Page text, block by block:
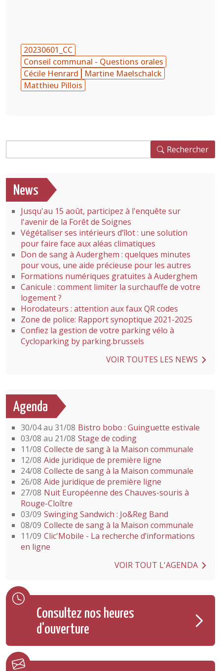
20230601_CC
Conseil communal - Questions orales
Cécile Henrard
Martine Maelschalck
Matthieu Pillois
Rechercher
News
Jusqu'au 15 août, participez à l'enquête sur
l'avenir de la Forêt de Soignes
Végétaliser ses intérieurs d’îlot : une solution
pour faire face aux aléas climatiques
Don de sang à Auderghem : quelques minutes
pour vous, une aide précieuse pour les autres
Formations numériques gratuites à Auderghem
Canicule : comment limiter la surchauffe de votre
logement ?
Horodateurs : attention aux faux QR codes
Zone de police: Rapport synoptique 2021-2025
Confiez la gestion de votre parking vélo à
Cycloparking by parking.brussels
VOIR TOUTES LES NEWS
Agenda
30/04 au 31/08 Bistro bobo : Guinguette estivale
03/08 au 21/08 Stage de coding
11/08 Collecte de sang à la Maison communale
12/08 Aide juridique de première ligne
24/08 Collecte de sang à la Maison communale
26/08 Aide juridique de première ligne
27/08 Nuit Européenne des Chauves-souris à
Rouge-Cloître
03/09 Swinging Sandwich : Jo&Reg Band
08/09 Collecte de sang à la Maison communale
11/09 Clic'Mobile - La recherche d’informations
en ligne
VOIR TOUT L'AGENDA
Consultez nos heures
d'ouverture